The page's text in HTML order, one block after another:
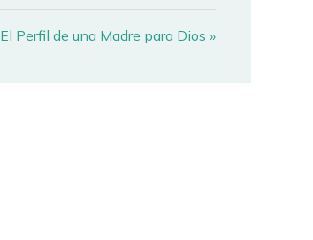
El Perfil de una Madre para Dios »